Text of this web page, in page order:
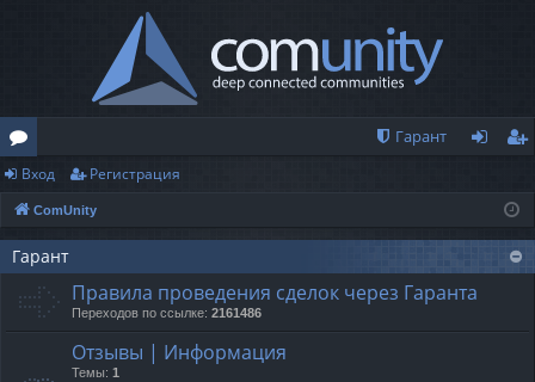
о
ру
м
ы
Гарант
ис
тр
ия
Вход Регистрация
ComUnity
Гарант
Правила проведения сделок через Гаранта
Переходов по ссылке: 2161486
Отзывы | Информация
Темы: 1